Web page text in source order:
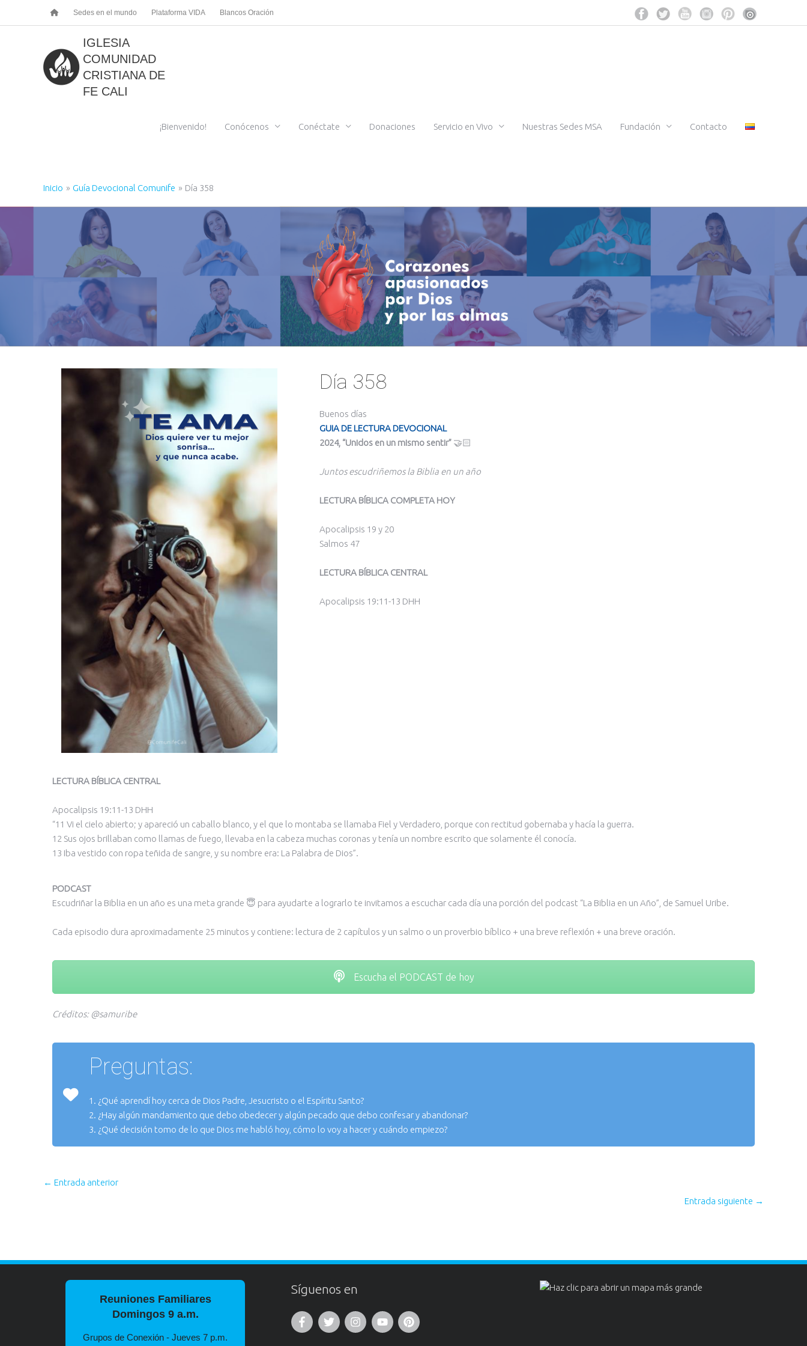
Sedes en el mundo Plataforma VIDA Blancos Oración
IGLESIA
COMUNIDAD
CRISTIANA DE
FE CALI
¡Bienvenido! Conócenos Conéctate Donaciones Servicio en Vivo Nuestras Sedes MSA Fundación Contacto
Inicio Guía Devocional Comunife Día 358
Día 358
Buenos días
GUIA DE LECTURA DEVOCIONAL
2024, “Unidos en un mismo sentir” 🤝🏻
Juntos escudriñemos la Biblia en un año
LECTURA BÍBLICA COMPLETA HOY
Apocalipsis 19 y 20
Salmos 47
LECTURA BÍBLICA CENTRAL
Apocalipsis 19:11-13 DHH
LECTURA BÍBLICA CENTRAL
Apocalipsis 19:11-13 DHH
“11 Vi el cielo abierto; y apareció un caballo blanco, y el que lo montaba se llamaba Fiel y Verdadero, porque con rectitud gobernaba y hacía la guerra.
12 Sus ojos brillaban como llamas de fuego, llevaba en la cabeza muchas coronas y tenía un nombre escrito que solamente él conocía.
13 Iba vestido con ropa teñida de sangre, y su nombre era: La Palabra de Dios”.
PODCAST
Escudriñar la Biblia en un año es una meta grande 😇 para ayudarte a lograrlo te invitamos a escuchar cada día una porción del podcast “La Biblia en un Año”, de Samuel Uribe.
Cada episodio dura aproximadamente 25 minutos y contiene: lectura de 2 capítulos y un salmo o un proverbio bíblico + una breve reflexión + una breve oración.
Escucha el PODCAST de hoy
Créditos: @samuribe
Preguntas:
1. ¿Qué aprendí hoy cerca de Dios Padre, Jesucristo o el Espíritu Santo?
2. ¿Hay algún mandamiento que debo obedecer y algún pecado que debo confesar y abandonar?
3. ¿Qué decisión tomo de lo que Dios me habló hoy, cómo lo voy a hacer y cuándo empiezo?
← Entrada anterior
Entrada siguiente →
Reuniones Familiares
Domingos 9 a.m.
Grupos de Conexión - Jueves 7 p.m.
Síguenos en